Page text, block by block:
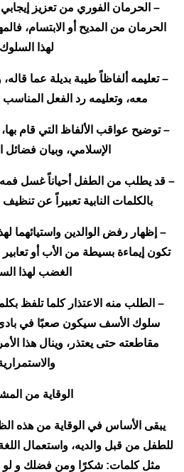
– الحرمان الفوري من تعزيز
الحرمان من المديح أو الابتسام،
لهذا
– تعليمه ألفاظاً طيبة بديلة عما
معه، وتعليمه رد الفعل المناسب
– توضيح عواقب الألفاظ التي قام
الإسلامي، وبيان
– قد يطلب من الطفل أحياناً غسل فمه
بالكلمات النابية تعبيراً عن
– إظهار رفض الوالدين واستيائهما
تكون إيماءة بسيطة من الأب أو تعابير
الغضب لهذا
– الطلب منه الاعتذار كلما تلفظ
سلوك الأسف سيكون صعبًا في بادئ
مقاطعته حتى يعتذر، وينال هذا
الوقاية من
يبقى الأساس في الوقاية من هذه
للطفل من قبل والديه، واستعمال
مثل كلمات: شكرًا ومن فضلك و